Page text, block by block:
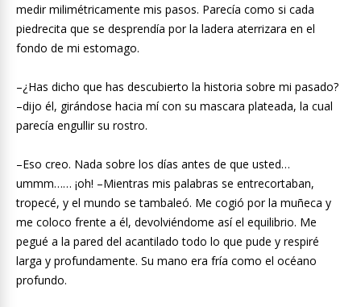
medir milimétricamente mis pasos. Parecía como si cada
piedrecita que se desprendía por la ladera aterrizara en el
fondo de mi estomago.
–¿Has dicho que has descubierto la historia sobre mi pasado?
–dijo él, girándose hacia mí con su mascara plateada, la cual
parecía engullir su rostro.
–Eso creo. Nada sobre los días antes de que usted…
ummm…… ¡oh! –Mientras mis palabras se entrecortaban,
tropecé, y el mundo se tambaleó. Me cogió por la muñeca y
me coloco frente a él, devolviéndome así el equilibrio. Me
pegué a la pared del acantilado todo lo que pude y respiré
larga y profundamente. Su mano era fría como el océano
profundo.